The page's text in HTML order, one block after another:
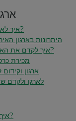
איך לארגן אירוע באינטרנט?
היתרונות בארגון
איך לקדם את האירוע שלך באינטרנט?
מכירת
ארגון
לארגן ולקדם
איך יוצרים אירוע מקוון?